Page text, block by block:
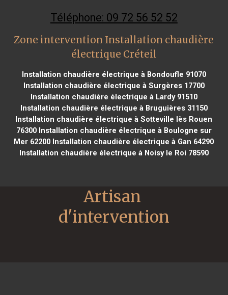
Téléphone: 09 72 56 52 52
Zone intervention Installation chaudière
électrique Créteil
Installation chaudière électrique à Bondoufle 91070
Installation chaudière électrique à Surgères 17700
Installation chaudière électrique à Lardy 91510
Installation chaudière électrique à Bruguières 31150
Installation chaudière électrique à Sotteville lès Rouen
76300Installation chaudière électrique à Boulogne sur
Mer 62200 Installation chaudière électrique à Gan 64290
Installation chaudière électrique à Noisy le Roi 78590
Artisan
d'intervention